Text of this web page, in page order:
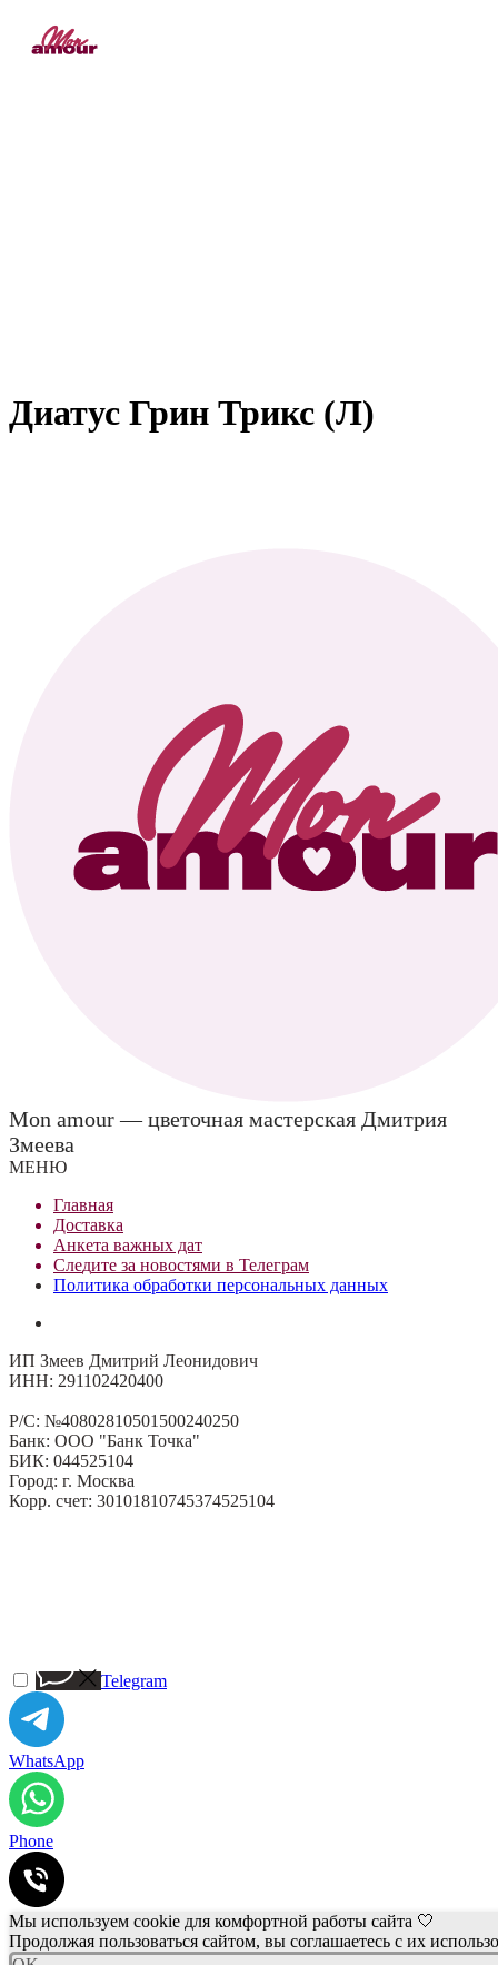
Диатус Грин Трикс (Л)
Mon amour — цветочная мастерская Дмитрия
Змеева
МЕНЮ
Главная
Доставка
Анкета важных дат
Следите за новостями в Телеграм
Политика обработки персональных данных
ИП Змеев Дмитрий Леонидович
ИНН: 291102420400
Р/С: №40802810501500240250
Банк: ООО "Банк Точка"
БИК: 044525104
Город: г. Москва
Корр. счет: 30101810745374525104
Telegram
WhatsApp
Phone
Мы используем cookie для комфортной работы сайта 🤍
Продолжая пользоваться сайтом, вы соглашаетесь с их